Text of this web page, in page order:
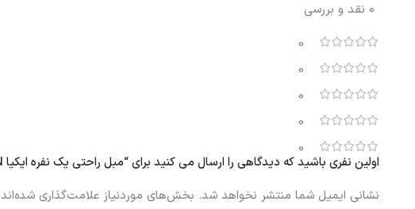
0 نقد و بررسی
0
0
0
0
0
اولین نفری باشید که دیدگاهی را ارسال می کنید برای “مبل راحتی یک نفره ایکیا STRANDMON بژ”
نشانی ایمیل شما منتشر نخواهد شد. بخش‌های موردنیاز علامت‌گذاری شده‌اند